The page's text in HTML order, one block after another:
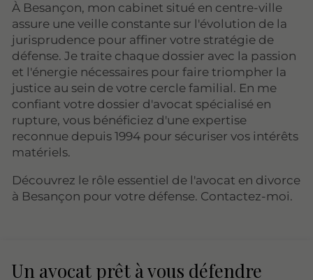
À Besançon, mon cabinet situé en centre-ville
assure une veille constante sur l'évolution de la
jurisprudence pour affiner votre stratégie de
défense. Je traite chaque dossier avec la passion
et l'énergie nécessaires pour faire triompher la
justice au sein de votre cercle familial. En me
confiant votre dossier d'avocat spécialisé en
rupture, vous bénéficiez d'une expertise
reconnue depuis 1994 pour sécuriser vos intérêts
matériels.
Découvrez le rôle essentiel de l'avocat en divorce
à Besançon pour votre défense. Contactez-moi.
Un avocat prêt à vous défendre